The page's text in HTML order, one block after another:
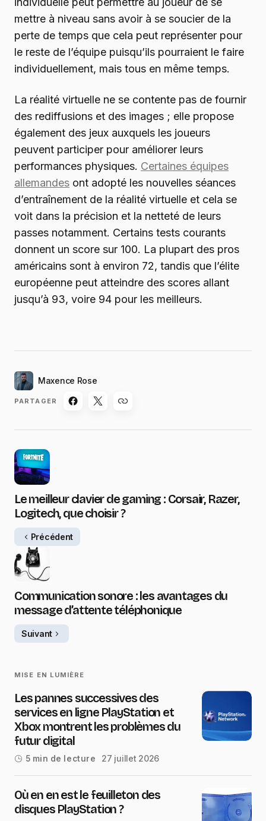
mettre à niveau sans avoir à se soucier de la
perte de temps que cela peut représenter pour
le reste de l’équipe puisqu’ils pourraient le faire
individuellement, mais tous en même temps.
La réalité virtuelle ne se contente pas de fournir
des rediffusions et des images ; elle propose
également des jeux auxquels les joueurs
peuvent participer pour améliorer leurs
performances physiques. Certaines équipes
allemandes ont adopté les nouvelles séances
d’entraînement de la réalité virtuelle et cela se
voit dans la précision et la netteté de leurs
passes notamment. Certains tests courants
donnent un score sur 100. La plupart des pros
américains sont à environ 72, tandis que l’élite
européenne peut atteindre des scores allant
jusqu’à 93, voire 94 pour les meilleurs.
Maxence Rose
PARTAGER
Le meilleur clavier de gaming : Corsair, Razer,
Logitech, que choisir ?
Précédent
Communication sonore : les avantages du
message d’attente téléphonique
Suivant
MISE EN LUMIÈRE
Les pannes successives des
services en ligne PlayStation et
Xbox montrent les problèmes du
futur digital
5 min de lecture 27 juillet 2026
Où en en est le feuilleton des
disques PlayStation ?